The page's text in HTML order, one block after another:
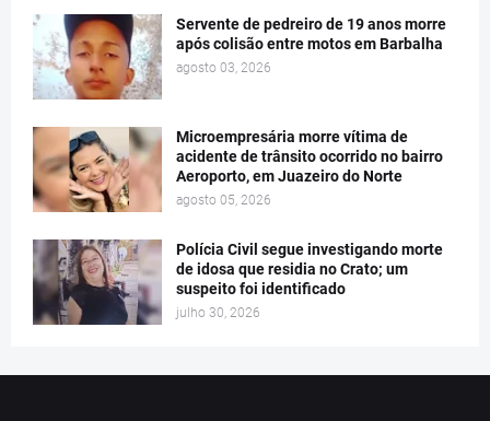
Servente de pedreiro de 19 anos morre
após colisão entre motos em Barbalha
agosto 03, 2026
Microempresária morre vítima de
acidente de trânsito ocorrido no bairro
Aeroporto, em Juazeiro do Norte
agosto 05, 2026
Polícia Civil segue investigando morte
de idosa que residia no Crato; um
suspeito foi identificado
julho 30, 2026